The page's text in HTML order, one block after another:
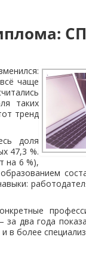
чаще
таких
тренд
доля
47,3 %.
на 6 %),
два года
в более